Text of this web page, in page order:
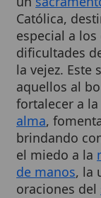
especial a los
dificultades
la vejez. Este
aquellos al
fortalecer a la
alma,
brindando
el miedo a la
de manos, la
oraciones del
completa de la
espiritual,
Cristo.